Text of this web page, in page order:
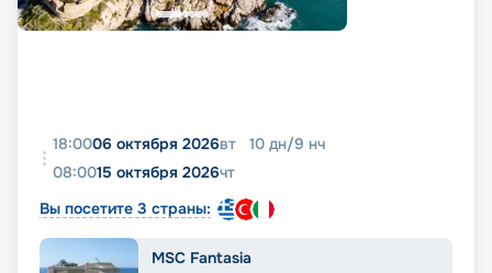
18:0006 октября 2026вт 10 дн/9 нч
08:0015 октября 2026чт
Вы посетите 3 страны:
MSC Fantasia